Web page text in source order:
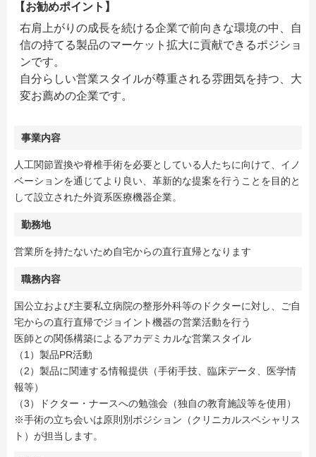
【お勧めポイント】
右肩上がりの成長を続ける企業で前向きな環境の中、自
信の持てる製品のマーケット拡大に貢献できるポジショ
ンです。
自分らしい営業スタイルが尊重される雰囲気を持つ、大
変お薦めの企業です。
事業内容
人工関節置換や脊椎手術を必要としている人たちに向けて、イノ
ベーションを通じてより良い、革新的な提案を行うことを目的と
して設立された外資系医療機器企業。
勤務地
営業所を持たないため自宅からの直行直帰となります
職務内容
国公立および主要私立病院の整形外科等のドクターに対し、ご自
宅からの直行直帰でジョイント機器の営業活動を行う
医師との関係構築によるアカデミカルな営業スタイル
（1）製品PR活動
（2）製品に関連する情報提供（手術手技、臨床データ、医学情
報等）
（3）ドクター・ナースへの勉強会（独自の教育施設等を使用）
※手術の立ち会いは原則別ポジション（クリニカルスペシャリス
ト）が担当します。